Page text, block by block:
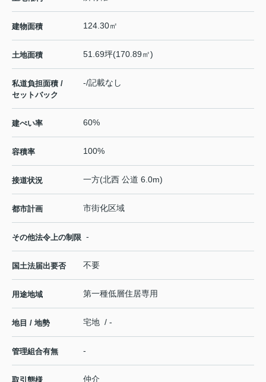
建物面積 124.30㎡
土地面積 51.69坪(170.89㎡)
私道負担面積 /
セットバック
-/記載なし
建ぺい率 60%
容積率 100%
接道状況 一方(北西 公道 6.0m)
都市計画 市街化区域
その他法令上の制限 -
国土法届出要否 不要
用途地域 第一種低層住居専用
地目 / 地勢 宅地 / -
管理組合有無 -
取引態様 仲介